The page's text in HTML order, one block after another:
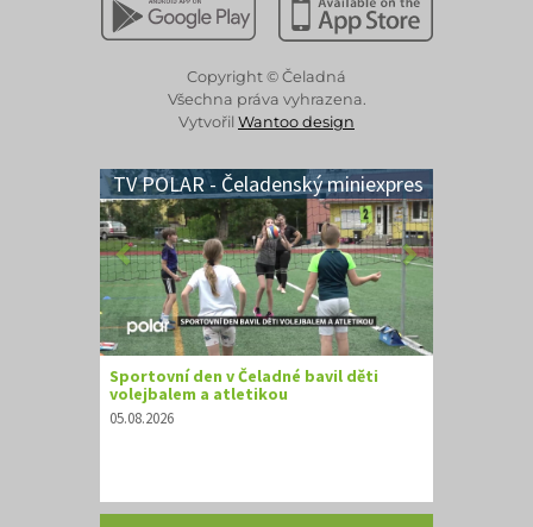
Copyright © Čeladná
Všechna práva vyhrazena.
Vytvořil Wantoo design